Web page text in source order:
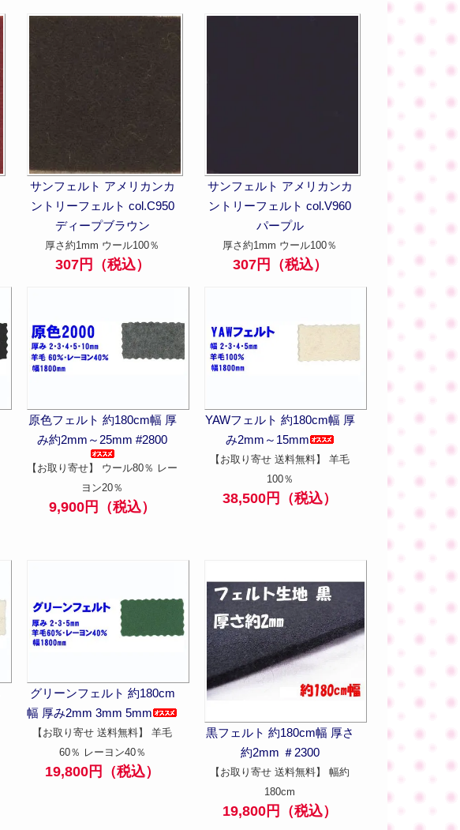
サンフェルト アメリカンカ
ントリーフェルト col.C950
ディープブラウン
厚さ約1mm ウール100％
307円（税込）
サンフェルト アメリカンカ
ントリーフェルト col.V960
パープル
厚さ約1mm ウール100％
307円（税込）
原色フェルト 約180cm幅 厚
み約2mm～25mm #2800
【お取り寄せ】 ウール80％ レー
ヨン20％
9,900円（税込）
YAWフェルト 約180cm幅 厚
み2mm～15mm
【お取り寄せ 送料無料】 羊毛
100％
38,500円（税込）
グリーンフェルト 約180cm
幅 厚み2mm 3mm 5mm
【お取り寄せ 送料無料】 羊毛
60％ レーヨン40％
19,800円（税込）
黒フェルト 約180cm幅 厚さ
約2mm ＃2300
【お取り寄せ 送料無料】 幅約
180cm
19,800円（税込）